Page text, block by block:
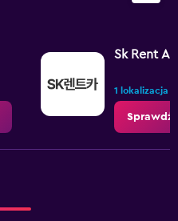
Sk Rent A
1 lokalizacja
Sprawdź